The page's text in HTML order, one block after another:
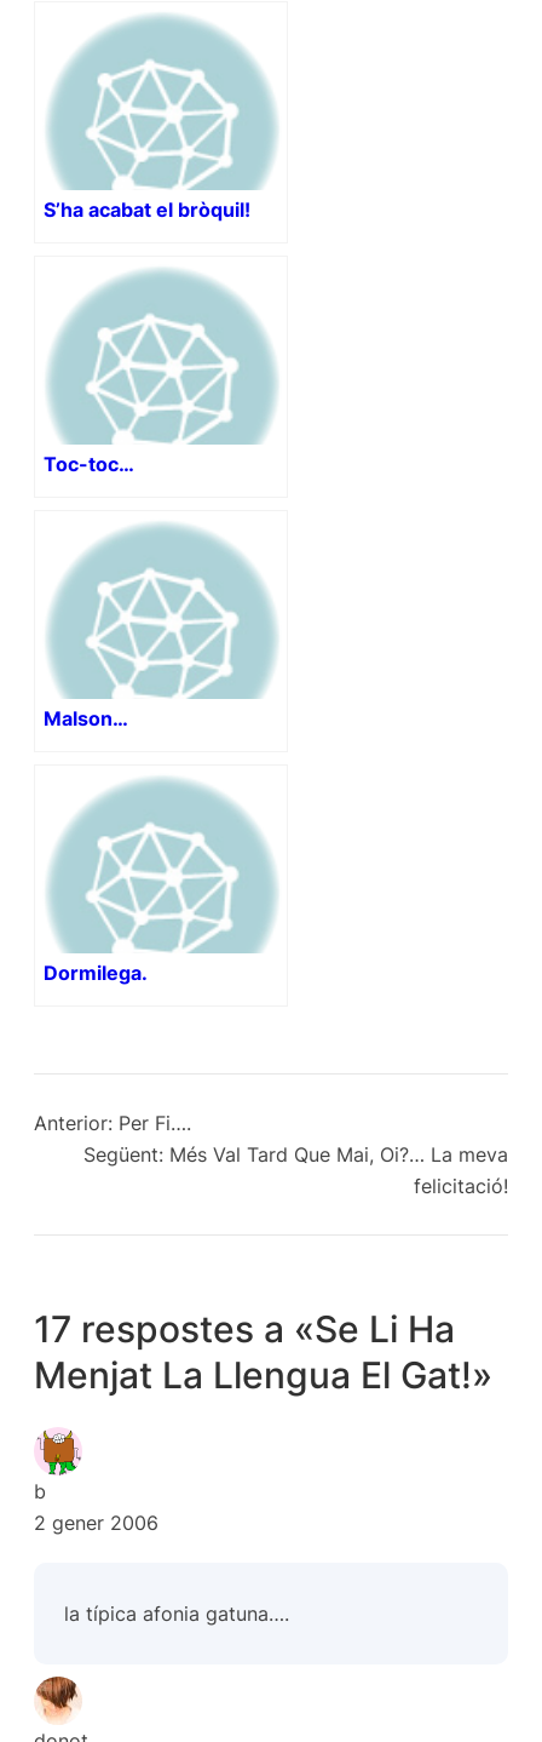
S’ha acabat el bròquil!
Toc-toc…
Malson…
Dormilega.
Anterior: Per Fi….
Següent: Més Val Tard Que Mai, Oi?… La meva
felicitació!
17 respostes a «Se Li Ha
Menjat La Llengua El Gat!»
b
2 gener 2006
la típica afonia gatuna….